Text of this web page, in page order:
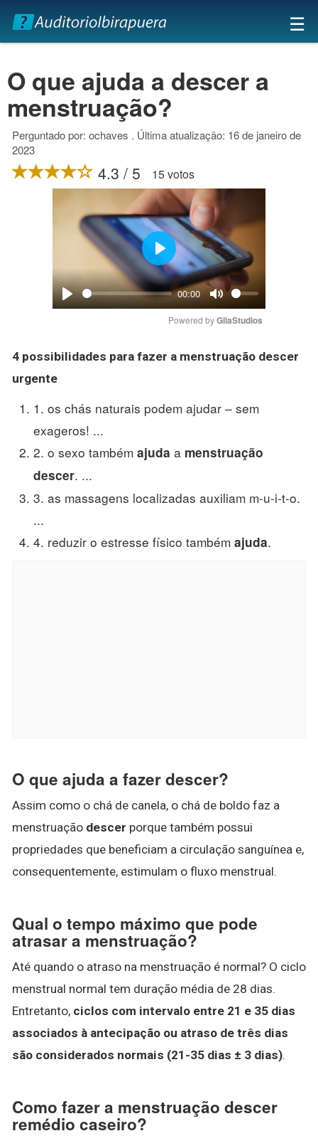
×
☰
O que ajuda a descer a
menstruação?
Perguntado por: ochaves . Última atualização: 16 de janeiro de
2023
4.3 / 5 15 votos
Play
00:00
Mute
Play
Powered by GliaStudios
4 possibilidades para fazer a menstruação descer
urgente
1. os chás naturais podem ajudar – sem
exageros! ...
2. o sexo também ajuda a menstruação
descer. ...
3. as massagens localizadas auxiliam m-u-i-t-o.
...
4. reduzir o estresse físico também ajuda.
O que ajuda a fazer descer?
Assim como o chá de canela, o chá de boldo faz a
menstruação descer porque também possui
propriedades que beneficiam a circulação sanguínea e,
consequentemente, estimulam o fluxo menstrual.
Qual o tempo máximo que pode
atrasar a menstruação?
Até quando o atraso na menstruação é normal? O ciclo
menstrual normal tem duração média de 28 dias.
Entretanto, ciclos com intervalo entre 21 e 35 dias
associados à antecipação ou atraso de três dias
são considerados normais (21-35 dias ± 3 dias).
Como fazer a menstruação descer
remédio caseiro?